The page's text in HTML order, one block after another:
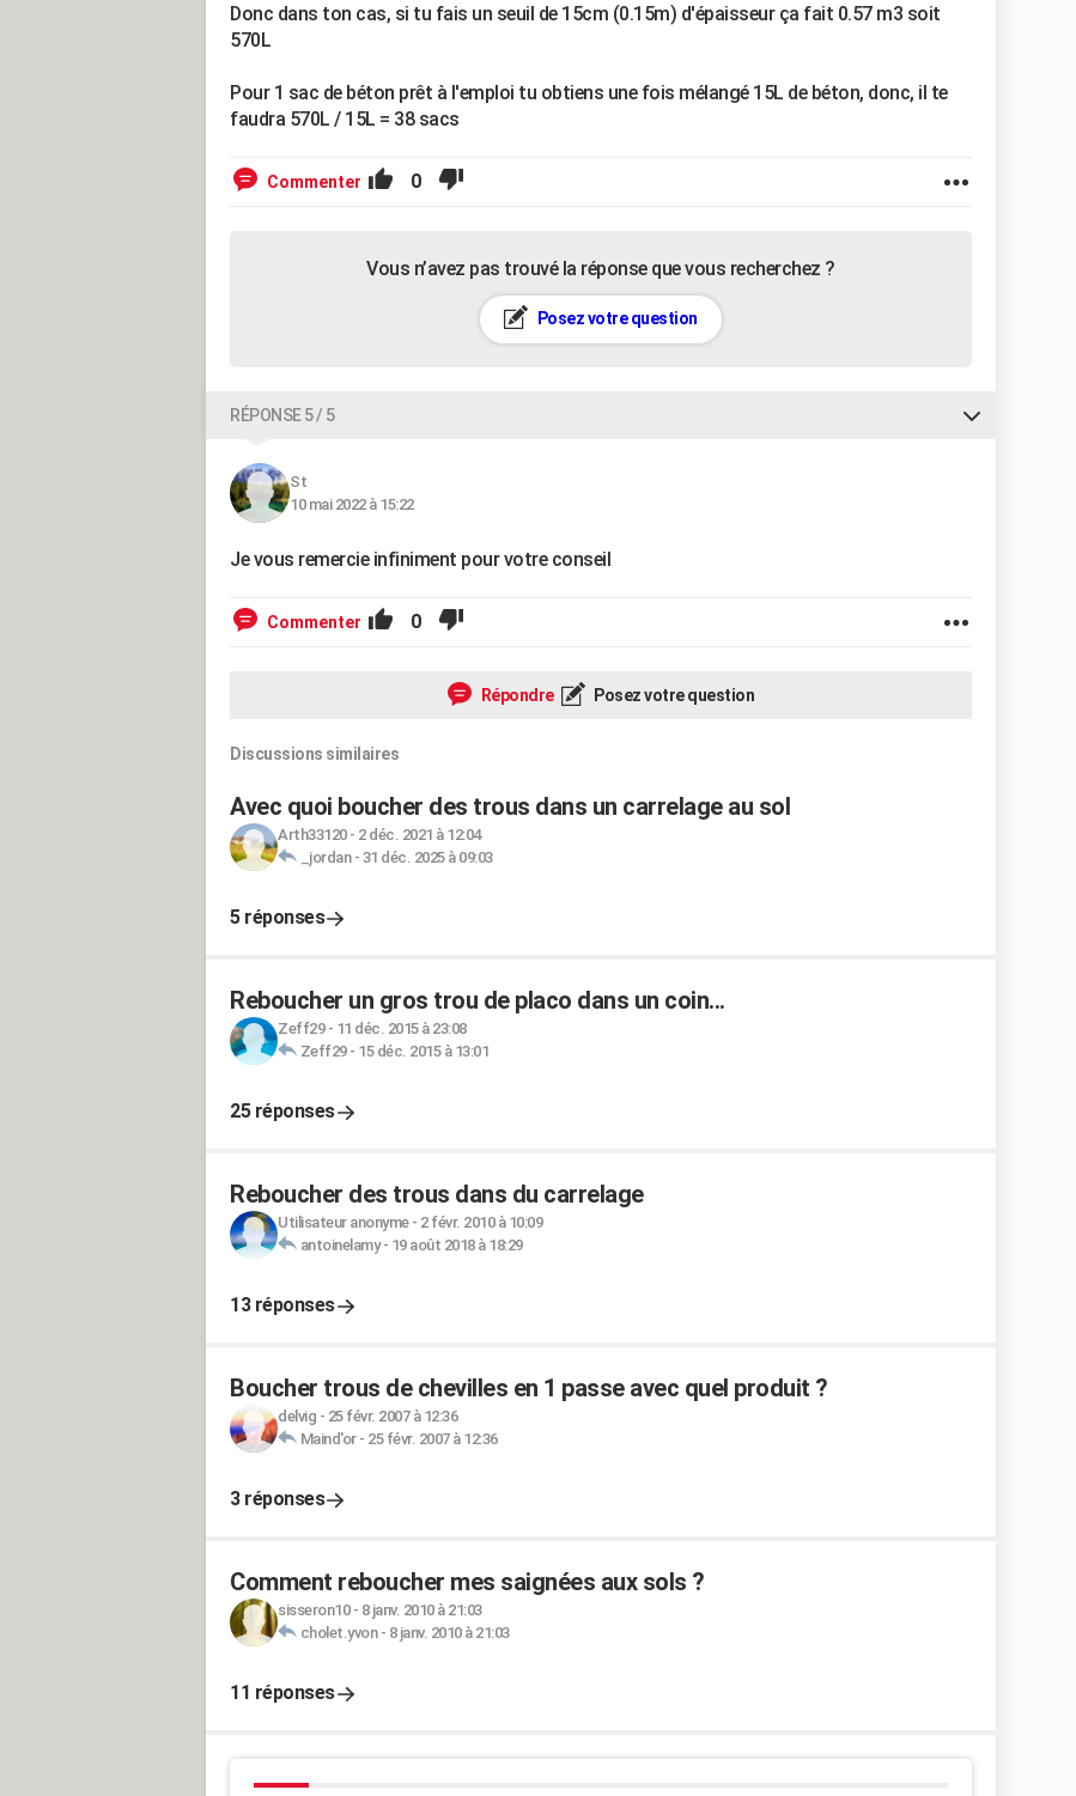
Donc dans ton cas, si tu fais un seuil de 15cm (0.15m) d'épaisseur ça fait 0.57 m3 soit
570L
Pour 1 sac de béton prêt à l'emploi tu obtiens une fois mélangé 15L de béton, donc, il te
faudra 570L / 15L = 38 sacs
Commenter 0
Vous n’avez pas trouvé la réponse que vous recherchez ?
Posez votre question
RÉPONSE 5 / 5
St
10 mai 2022 à 15:22
Je vous remercie infiniment pour votre conseil
Commenter 0
Répondre Posez votre question
Discussions similaires
Avec quoi boucher des trous dans un carrelage au sol
Arth33120- 2 déc. 2021 à 12:04
_jordan- 31 déc. 2025 à 09:03
5 réponses
Reboucher un gros trou de placo dans un coin...
Zeff29- 11 déc. 2015 à 23:08
Zeff29- 15 déc. 2015 à 13:01
25 réponses
Reboucher des trous dans du carrelage
Utilisateur anonyme- 2 févr. 2010 à 10:09
antoinelamy- 19 août 2018 à 18:29
13 réponses
Boucher trous de chevilles en 1 passe avec quel produit ?
delvig - 25 févr. 2007 à 12:36
Maind'or- 25 févr. 2007 à 12:36
3 réponses
Comment reboucher mes saignées aux sols ?
sisseron10- 8 janv. 2010 à 21:03
cholet.yvon- 8 janv. 2010 à 21:03
11 réponses